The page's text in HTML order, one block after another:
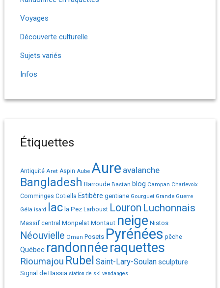
Voyages
Découverte culturelle
Sujets variés
Infos
Étiquettes
Antiquité Aret Aspin Aube Aure avalanche
Bangladesh Barroude Bastan blog Campan Charlevoix
Comminges Cotiella Estibère gentiane Gourguet Grande Guerre
Géla isard lac la Pez Larboust Louron Luchonnais
Massif central MonpelatMontaut neige Nistos
Néouvielle Oman Posets Pyrénées pêche
Québec randonnéeraquettes
Rioumajou Rubel Saint-Lary-Soulansculpture
Signal de Bassia station de ski vendanges